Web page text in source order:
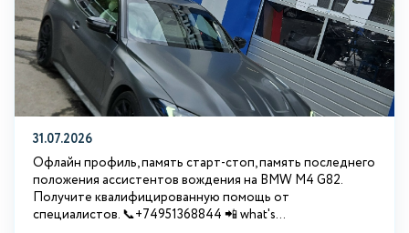
31.07.2026
Офлайн профиль, память старт-стоп, память последнего
положения ассистентов вождения на BMW М4 G82.
Получите квалифицированную помощь от
специалистов. 📞+74951368844 📲 what's...